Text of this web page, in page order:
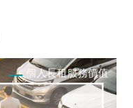
個人長租服務價值